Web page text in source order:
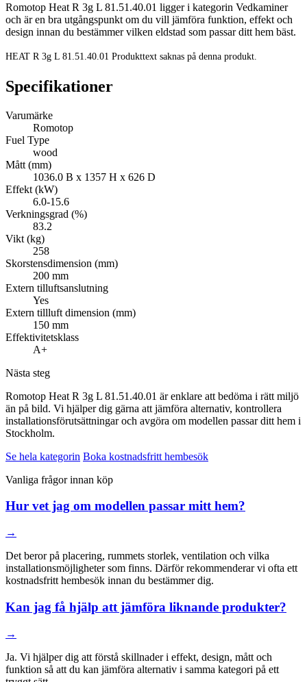
Romotop Heat R 3g L 81.51.40.01 ligger i kategorin Vedkaminer
och är en bra utgångspunkt om du vill jämföra funktion, effekt och
design innan du bestämmer vilken eldstad som passar ditt hem bäst.
HEAT R 3g L 81.51.40.01 Produkttext saknas på denna produkt.
Specifikationer
Varumärke
Romotop
Fuel Type
wood
Mått (mm)
1036.0 B x 1357 H x 626 D
Effekt (kW)
6.0-15.6
Verkningsgrad (%)
83.2
Vikt (kg)
258
Skorstensdimension (mm)
200 mm
Extern tilluftsanslutning
Yes
Extern tillluft dimension (mm)
150 mm
Effektivitetsklass
A+
Nästa steg
Romotop Heat R 3g L 81.51.40.01 är enklare att bedöma i rätt miljö
än på bild. Vi hjälper dig gärna att jämföra alternativ, kontrollera
installationsförutsättningar och avgöra om modellen passar ditt hem i
Stockholm.
Se hela kategorin Boka kostnadsfritt hembesök
Vanliga frågor innan köp
Hur vet jag om modellen passar mitt hem?
→
Det beror på placering, rummets storlek, ventilation och vilka
installationsmöjligheter som finns. Därför rekommenderar vi ofta ett
kostnadsfritt hembesök innan du bestämmer dig.
Kan jag få hjälp att jämföra liknande produkter?
→
Ja. Vi hjälper dig att förstå skillnader i effekt, design, mått och
funktion så att du kan jämföra alternativ i samma kategori på ett